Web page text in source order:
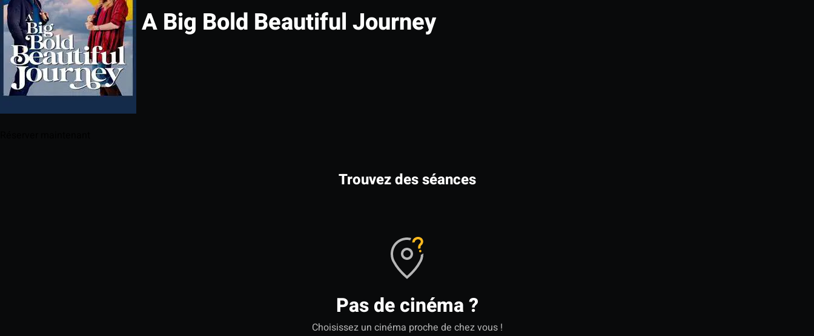
A Big Bold Beautiful Journey
Trouvez des séances
Pas de cinéma ?
Choisissez un cinéma proche de chez vous !